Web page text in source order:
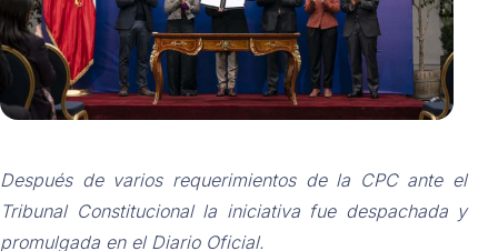
Después de varios requerimientos de la CPC ante el
Tribunal Constitucional la iniciativa fue despachada y
promulgada en el Diario Oficial.